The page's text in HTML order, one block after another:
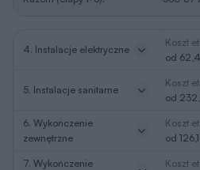
4. Instalacje elektryczne
Koszt
od
5. Instalacje sanitarne
Koszt
od
6. Wykończenie
zewnętrzne
Koszt
od
7. Wykończenie
Koszt